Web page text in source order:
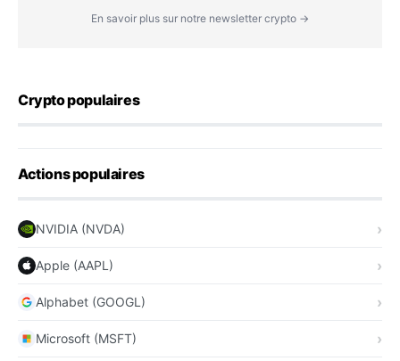
En savoir plus sur notre newsletter crypto →
Crypto populaires
Actions populaires
NVIDIA (NVDA)
Apple (AAPL)
Alphabet (GOOGL)
Microsoft (MSFT)